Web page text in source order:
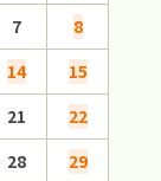
7
8
14
15
21
22
28
29